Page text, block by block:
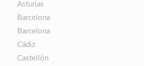
Asturias
Barcelona
Barcelona
Cádiz
Castellón